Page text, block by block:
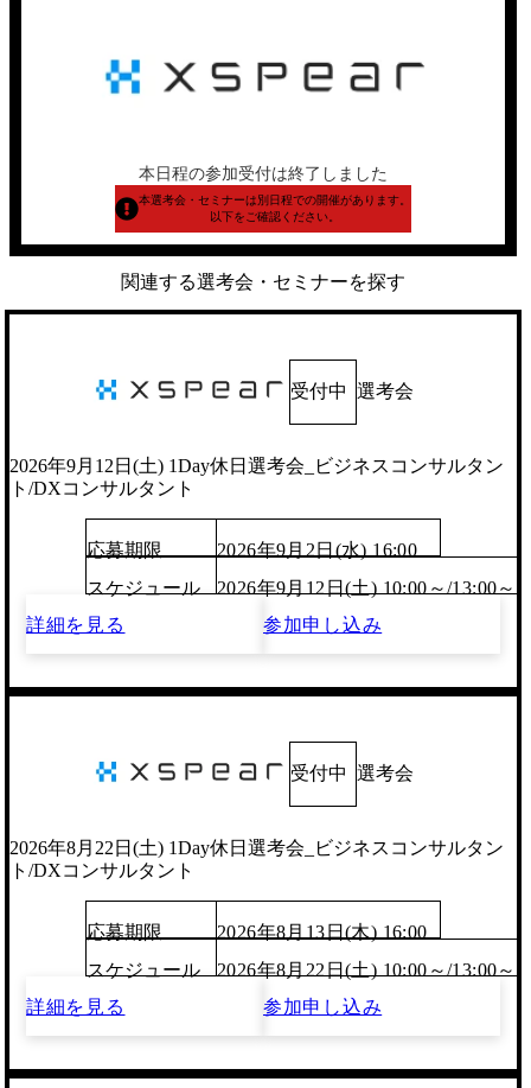
本日程の参加受付は終了しました
本選考会・セミナーは別日程での開催があります。
以下をご確認ください。
関連する選考会・セミナーを探す
受付中 選考会
2026年9月12日(土) 1Day休日選考会_ビジネスコンサルタン
ト/DXコンサルタント
応募期限
2026年9月2日(水) 16:00
スケジュール
2026年9月12日(土) 10:00～/13:00～
詳細を見る
参加申し込み
受付中 選考会
2026年8月22日(土) 1Day休日選考会_ビジネスコンサルタン
ト/DXコンサルタント
応募期限
2026年8月13日(木) 16:00
スケジュール
2026年8月22日(土) 10:00～/13:00～
詳細を見る
参加申し込み